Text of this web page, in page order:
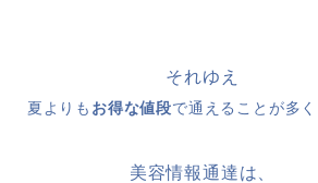
それゆえ
夏よりも お得な値段で通えることが多
美容情報通達は、